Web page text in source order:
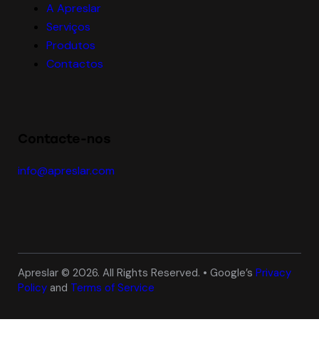
A Apreslar
Serviços
Produtos
Contactos
info@apreslar.com
Apreslar © 2026. All Rights Reserved. • Google’s Privacy
Policy and Terms of Service